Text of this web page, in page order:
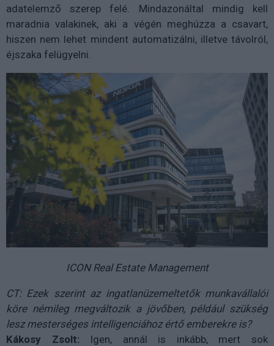
adatelemző szerep felé. Mindazonáltal mindig kell
maradnia valakinek, aki a végén meghúzza a csavart,
hiszen nem lehet mindent automatizálni, illetve távolról,
éjszaka felügyelni.
ICON Real Estate Management
CT: Ezek szerint az ingatlanüzemeltetők munkavállalói
köre némileg megváltozik a jövőben, például szükség
lesz mesterséges intelligenciához értő emberekre is?
Kákosy Zsolt: Igen, annál is inkább, mert sok